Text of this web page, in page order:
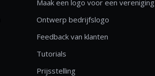
Maak een logo voor een vereniging
Ontwerp bedrijfslogo
Feedback van klanten
Tutorials
Prijsstelling